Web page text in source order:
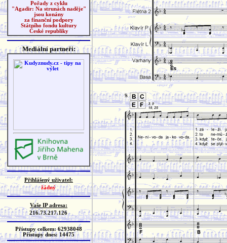
Pořady z cyklu
"Agadir: Na strunách naděje"
jsou konány
za finanční podpory
Státního fondu kultury
České republiky
Mediální partneři:
Přihlášený uživatel:
žádný
Vaše IP adresa:
216.73.217.126
Přístupy celkem: 62938048
Přístupy dnes: 14475